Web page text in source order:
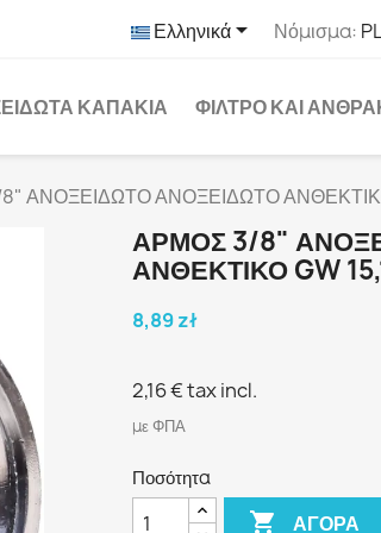
Ελληνικά Νόμισμα:
ΚΑΠΆΚΙΑ ΦΊΛΤΡΟ ΚΑΙ
ΑΝΟΞΕΙΔΩΤΟ ΑΝΟΞΕΙΔΩΤΟ
ΑΡΜΟΣ 3/8"
ΑΝΘΕΚΤΙΚΟ GW
8,89 zł
2,16 €tax incl.
με ΦΠΑ
Ποσότητα
 ΑΓΟΡΆ